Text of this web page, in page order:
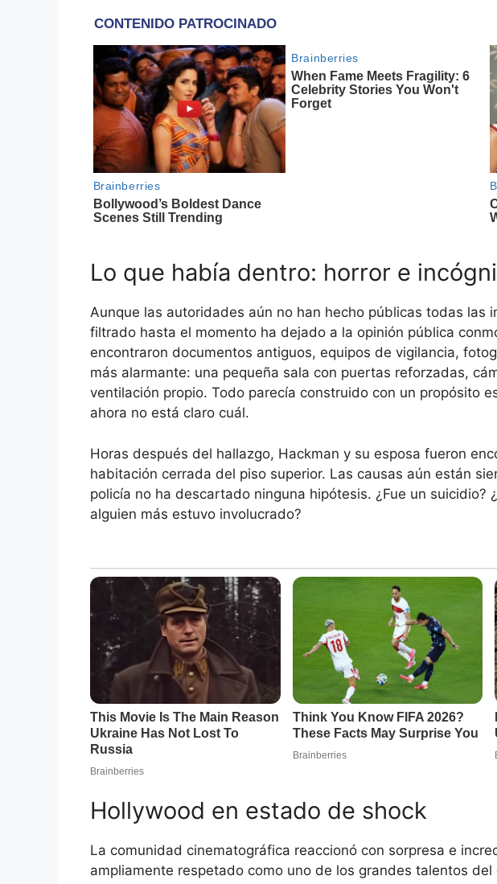
Lo que había dentro: horror e
Aunque las autoridades aún no han hecho públicas todas las
filtrado hasta el momento ha dejado a la opinión pública
encontraron documentos antiguos, equipos de vigilancia,
más alarmante: una pequeña sala con puertas reforzadas,
ventilación propio. Todo parecía construido con un propósito
ahora no está claro cuál.
Horas después del hallazgo, Hackman y su esposa fueron
habitación cerrada del piso superior. Las causas aún están
policía no ha descartado ninguna hipótesis. ¿Fue un suicidio?
alguien más estuvo involucrado?
Hollywood en estado de shock
La comunidad cinematográfica reaccionó con sorpresa e
ampliamente respetado como uno de los grandes talentos